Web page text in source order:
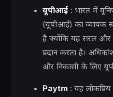
यूपीआई: भारत में
(यूपीआई) का व्यापक
है क्योंकि यह सरल और
प्रदान करता है।
और निकासी के लिए
Paytm: यह